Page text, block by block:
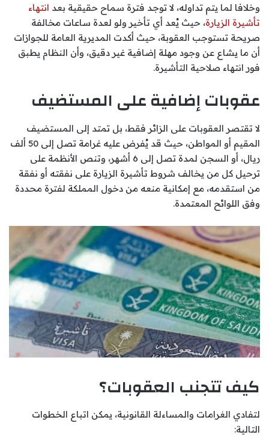
وخلافا لما يتم تداوله، لا توجد فترة سماح حقيقية بعد انتهاء
تأشيرة الزيارة، حيث يُعد أي تأخير ولو لعدة ساعات مخالفة
صريحة تستوجب العقوبة، حيث أكدت المديرية العامة للجوازات
أن ما يشاع عن وجود مهلة إضافية غير دقيق، وأن النظام يطبق
فور انتهاء صلاحية التأشيرة.
عقوبات إضافية على المستضيف
لا تقتصر العقوبات على الزائر فقط، بل تمتد إلى المستضيف
المقيم أو المواطن، حيث قد يُفرض عليه غرامة تصل إلى 50 ألف
ريال، أو السجن لمدة تصل إلى 6 أشهر، وتنص الأنظمة على
ترحيل كل من يخالف شروط تأشيرة الزيارة على نفقته أو نفقة
من استقدمه، مع إمكانية منعه من دخول المملكة لفترة محددة
وفق اللوائح المعتمدة.
كيف تتجنب العقوبات؟
لتفادي الغرامات والمساءلة القانونية، يمكن اتباع الخطوات
التالية: